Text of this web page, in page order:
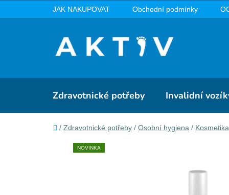
na
JAK NAKUPOVAT Obchodní podmínky
Zdravotnické potřeby Invalidní
Domů
/ Zdravotnické potřeby / Osobní hygiena /
NOVINKA